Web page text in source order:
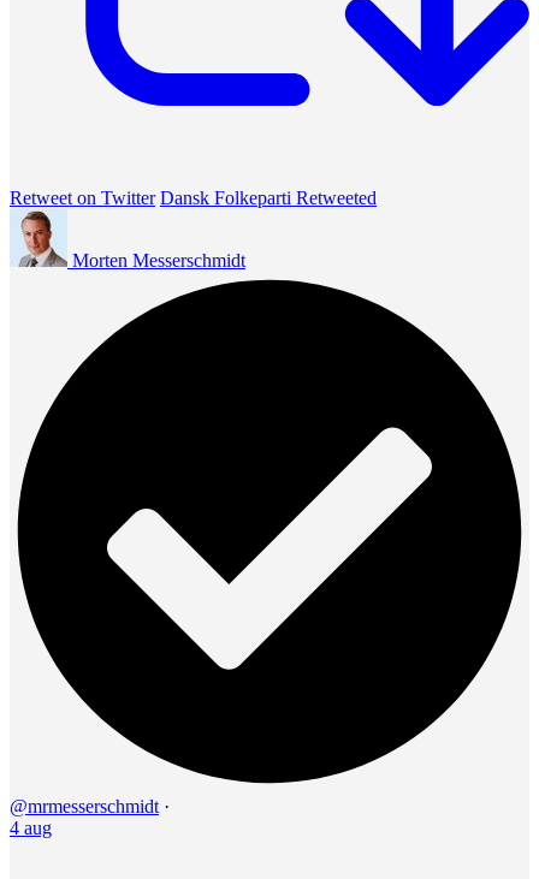
Retweet on Twitter Dansk Folkeparti Retweeted
Morten Messerschmidt
@mrmesserschmidt ·
4 aug